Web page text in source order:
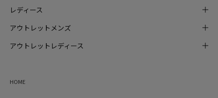
レディース
アウトレットメンズ
アウトレットレディース
HOME